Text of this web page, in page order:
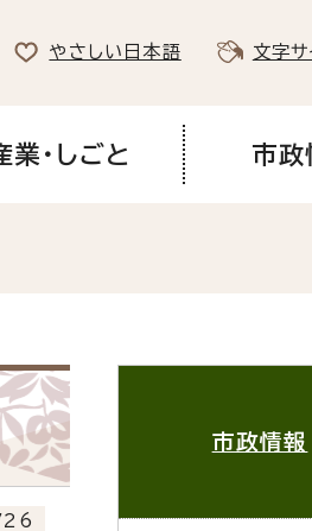
やさしい日本語 文字サ
業・しごと 市政
市政情報